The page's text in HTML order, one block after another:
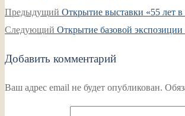
Навигация
по
Предыдущий Предыдущая
запись:
Открытие выставки «55 лет
Следующий Следующая
Открытие базовой
Добавить комментарий
Ваш адрес email не будет опубликован.